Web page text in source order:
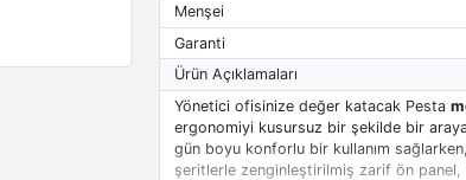
Menşei
Garanti
Ürün Açıklamaları
Yönetici ofisinize değer katacak Pesta
ergonomiyi kusursuz bir şekilde bir
gün boyu konforlu bir kullanım
şeritlerle zenginleştirilmiş zarif ön